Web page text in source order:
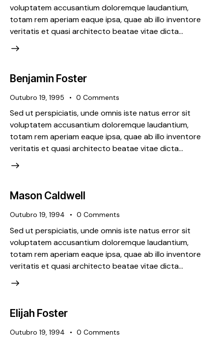
voluptatem accusantium doloremque laudantium,
totam rem aperiam eaque ipsa, quae ab illo inventore
veritatis et quasi architecto beatae vitae dicta…
Benjamin Foster
Outubro 19, 1995 0 Comments
Sed ut perspiciatis, unde omnis iste natus error sit
voluptatem accusantium doloremque laudantium,
totam rem aperiam eaque ipsa, quae ab illo inventore
veritatis et quasi architecto beatae vitae dicta…
Mason Caldwell
Outubro 19, 1994 0 Comments
Sed ut perspiciatis, unde omnis iste natus error sit
voluptatem accusantium doloremque laudantium,
totam rem aperiam eaque ipsa, quae ab illo inventore
veritatis et quasi architecto beatae vitae dicta…
Elijah Foster
Outubro 19, 1994 0 Comments